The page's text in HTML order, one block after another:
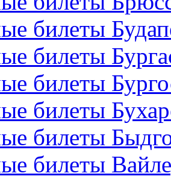
билеты
билеты
билеты
билеты
билеты
билеты